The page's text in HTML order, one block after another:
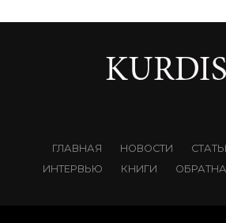
ГЛАВНАЯ НОВОСТИ
ИНТЕРВЬЮ
КНИГИ